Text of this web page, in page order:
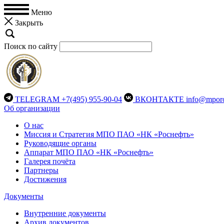
Меню
Закрыть
Поиск по сайту
TELEGRAM +7(495) 955-90-04 ВКОНТАКТЕ
Об организации
О нас
Миссия и Стратегия МПО ПАО «НК «Роснефть»
Руководящие органы
Аппарат МПО ПАО «НК «Роснефть»
Галерея почёта
Партнеры
Достижения
Документы
Внутренние документы
Архив документов